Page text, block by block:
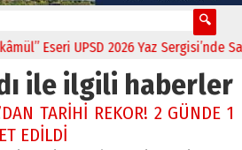
Eseri UPSD 2026 Yaz Sergisi’nde
ile ilgili haberler
TARİHİ REKOR! 2 GÜNDE 1
EDİLDİ